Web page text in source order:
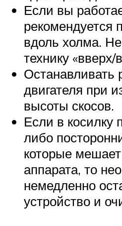
Если вы
рекомендуется
вдоль холма.
технику «вверх/
Останавливать
двигателя при
высоты скосов.
Если в косилку
либо
которые
аппарата, то
немедленно
устройство и